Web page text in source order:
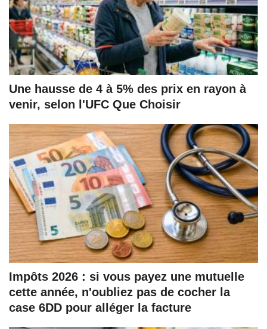
Une hausse de 4 à 5% des prix en rayon à
venir, selon l'UFC Que Choisir
Impôts 2026 : si vous payez une mutuelle
cette année, n'oubliez pas de cocher la
case 6DD pour alléger la facture